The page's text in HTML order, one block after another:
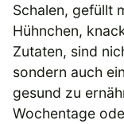
Schalen, gefüllt
Hühnchen,
Zutaten, sind
sondern auch
gesund zu
Wochentage